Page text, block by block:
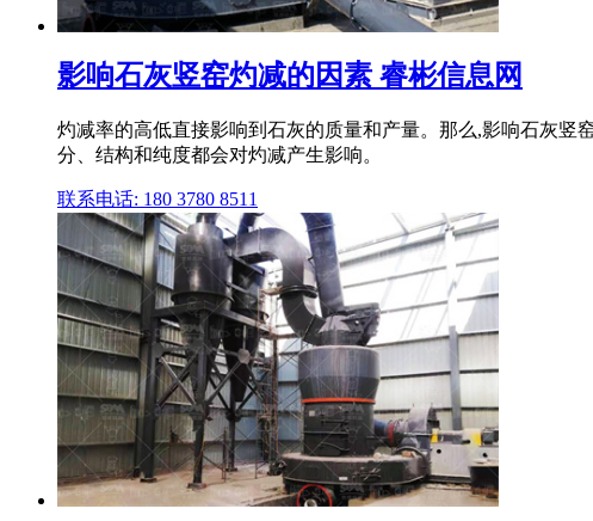
影响石灰竖窑灼减的因素 睿彬信息网
灼减率的高低直接影响到石灰的质量和产量。那么,影响石灰
分、结构和纯度都会对灼减产生影响。
联系电话: 180 3780 8511